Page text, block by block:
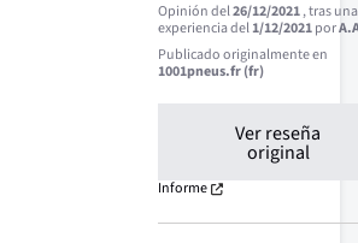
Opinión del26/12/2021, tras una
experiencia del1/12/2021por
Publicado originalmente en
1001pneus.fr (fr)
Ver reseña
original
Informe